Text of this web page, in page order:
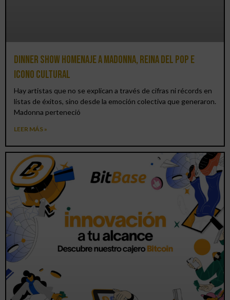
Dinner Show homenaje a Madonna, reina del pop e
icono cultural
Hay artistas que no se explican a través de cifras ni récords en
listas de éxitos, sino desde la emoción colectiva que generaron.
Madonna perteneció
LEER MÁS »